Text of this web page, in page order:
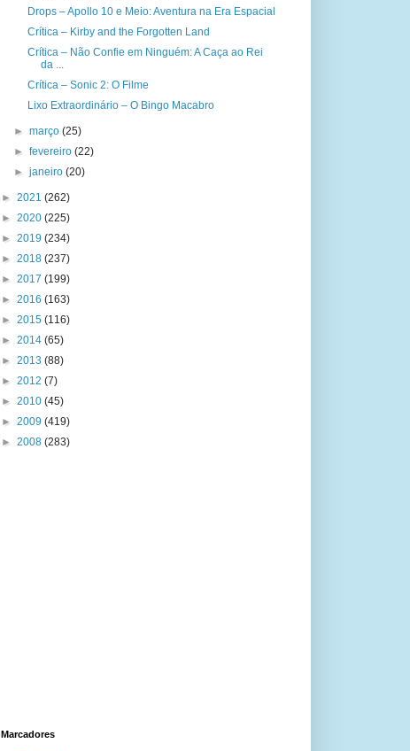
Drops – Apollo 10 e Meio: Aventura na Era Espacial
Crítica – Kirby and the Forgotten Land
Crítica – Não Confie em Ninguém: A Caça ao Rei
da ...
Crítica – Sonic 2: O Filme
Lixo Extraordinário – O Bingo Macabro
►março(25)
►fevereiro(22)
►janeiro(20)
► 2021 (262)
► 2020 (225)
► 2019 (234)
► 2018 (237)
► 2017 (199)
► 2016 (163)
► 2015 (116)
► 2014 (65)
► 2013 (88)
► 2012 (7)
► 2010 (45)
► 2009 (419)
► 2008 (283)
Marcadores